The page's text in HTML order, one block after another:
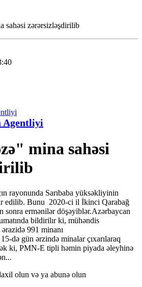
sahəsi zərərsizləşdirilib
Agentliyi
mina sahəsi
rayonunda Sarıbaba yüksəkliyinin
edilib. Bunu 2020-ci il İkinci Qarabağ
sonra ermənilər döşəyiblər.Azərbaycan
bildirilır ki, mühəndis
991 minanı
də gün ərzində minalar çıxarılaraq
ki, PMN-E tipli həmin piyada əleyhinə
olun və ya abunə olun